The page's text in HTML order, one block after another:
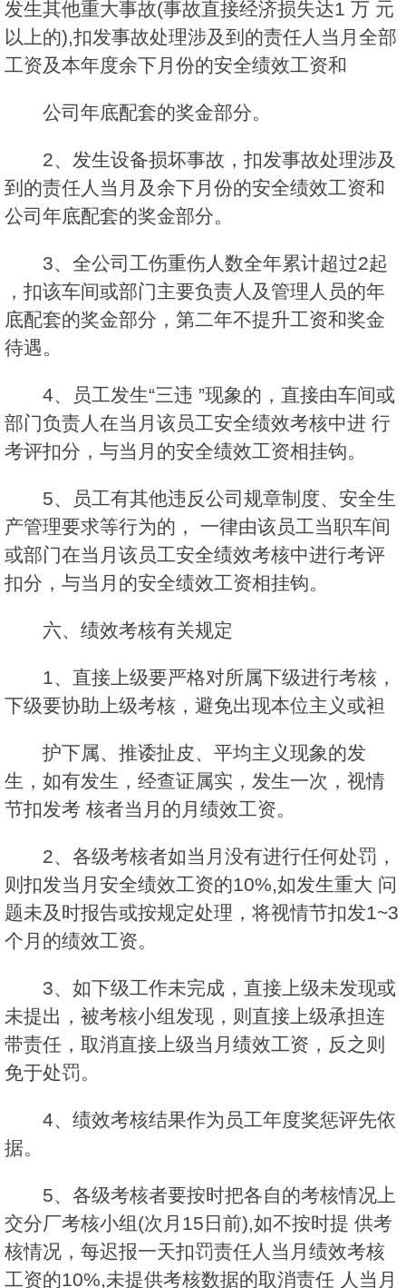
发生其他重大事故(事故直接经济损失达1 万 元
以上的),扣发事故处理涉及到的责任人当月全部
工资及本年度余下月份的安全绩效工资和
公司年底配套的奖金部分。
2、发生设备损坏事故，扣发事故处理涉及
到的责任人当月及余下月份的安全绩效工资和
公司年底配套的奖金部分。
3、全公司工伤重伤人数全年累计超过2起
，扣该车间或部门主要负责人及管理人员的年
底配套的奖金部分，第二年不提升工资和奖金
待遇。
4、员工发生“三违 ”现象的，直接由车间或
部门负责人在当月该员工安全绩效考核中进 行
考评扣分，与当月的安全绩效工资相挂钩。
5、员工有其他违反公司规章制度、安全生
产管理要求等行为的， 一律由该员工当职车间
或部门在当月该员工安全绩效考核中进行考评
扣分，与当月的安全绩效工资相挂钩。
六、绩效考核有关规定
1、直接上级要严格对所属下级进行考核，
下级要协助上级考核，避免出现本位主义或袒
护下属、推诿扯皮、平均主义现象的发
生，如有发生，经查证属实，发生一次，视情
节扣发考 核者当月的月绩效工资。
2、各级考核者如当月没有进行任何处罚，
则扣发当月安全绩效工资的10%,如发生重大 问
题未及时报告或按规定处理，将视情节扣发1~3
个月的绩效工资。
3、如下级工作未完成，直接上级未发现或
未提出，被考核小组发现，则直接上级承担连
带责任，取消直接上级当月绩效工资，反之则
免于处罚。
4、绩效考核结果作为员工年度奖惩评先依
据。
5、各级考核者要按时把各自的考核情况上
交分厂考核小组(次月15日前),如不按时提 供考
核情况，每迟报一天扣罚责任人当月绩效考核
工资的10%,未提供考核数据的取消责任 人当月